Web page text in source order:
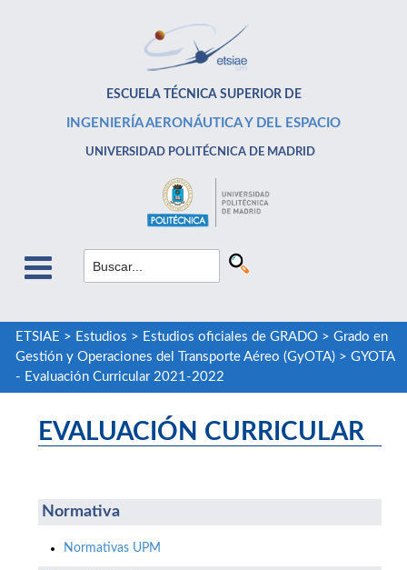
ESCUELA TÉCNICA SUPERIOR DE
INGENIERÍA AERONÁUTICA Y DEL ESPACIO
UNIVERSIDAD POLITÉCNICA DE MADRID
ETSIAE > Estudios > Estudios oficiales de GRADO> Grado en
Gestión y Operaciones del Transporte Aéreo (GyOTA)> GYOTA
- Evaluación Curricular 2021-2022
EVALUACIÓN CURRICULAR
Normativa
Normativas UPM